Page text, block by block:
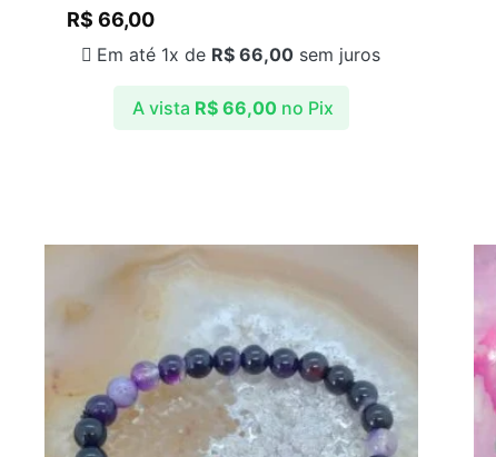
R$ 66,00
A vista R$ 66,00 no Pix
Em até 1x de R$ 66,00 sem juros